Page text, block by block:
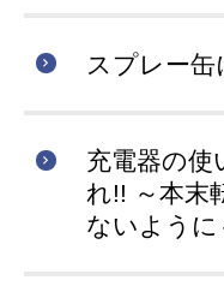
スプレー缶
充電器の使
れ!! ～本末
ないように